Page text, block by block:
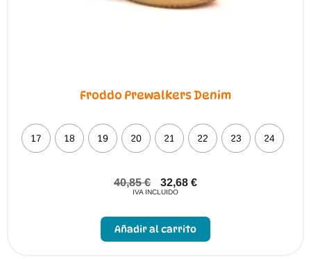
Froddo Prewalkers Denim
17 18 19 20 21 22 23 24
40,85€ 32,68 €
IVA INCLUIDO
Añadir al carrito